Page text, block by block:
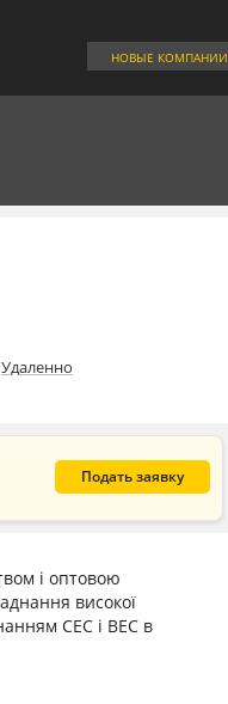
НОВЫЕ КОМПАНИИ
Удаленно
Подать заявку
і оптовою
високої
СЕС і ВЕС в